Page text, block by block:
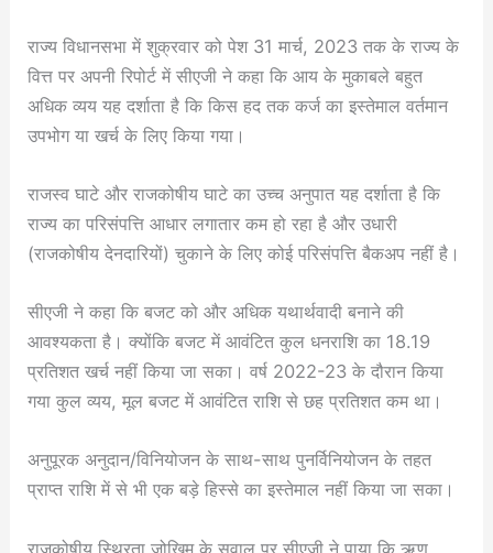
राज्य विधानसभा में शुक्रवार को पेश 31 मार्च, 2023 तक के राज्य के
वित्त पर अपनी रिपोर्ट में सीएजी ने कहा कि आय के मुकाबले बहुत
अधिक व्यय यह दर्शाता है कि किस हद तक कर्ज का इस्तेमाल वर्तमान
उपभोग या खर्च के लिए किया गया।
राजस्व घाटे और राजकोषीय घाटे का उच्च अनुपात यह दर्शाता है कि
राज्य का परिसंपत्ति आधार लगातार कम हो रहा है और उधारी
(राजकोषीय देनदारियों) चुकाने के लिए कोई परिसंपत्ति बैकअप नहीं है।
सीएजी ने कहा कि बजट को और अधिक यथार्थवादी बनाने की
आवश्यकता है। क्योंकि बजट में आवंटित कुल धनराशि का 18.19
प्रतिशत खर्च नहीं किया जा सका। वर्ष 2022-23 के दौरान किया
गया कुल व्यय, मूल बजट में आवंटित राशि से छह प्रतिशत कम था।
अनुपूरक अनुदान/विनियोजन के साथ-साथ पुनर्विनियोजन के तहत
प्राप्त राशि में से भी एक बड़े हिस्से का इस्तेमाल नहीं किया जा सका।
​​राजकोषीय स्थिरता जोखिम के सवाल पर सीएजी ने पाया कि ऋण